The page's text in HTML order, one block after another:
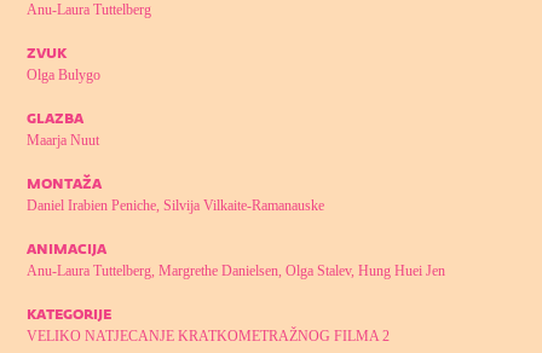
Anu-Laura Tuttelberg
zvuk
Olga Bulygo
glazba
Maarja Nuut
montaža
Daniel Irabien Peniche, Silvija Vilkaite-Ramanauske
animacija
Anu-Laura Tuttelberg, Margrethe Danielsen, Olga Stalev, Hung Huei Jen
kategorije
VELIKO NATJECANJE KRATKOMETRAŽNOG FILMA 2